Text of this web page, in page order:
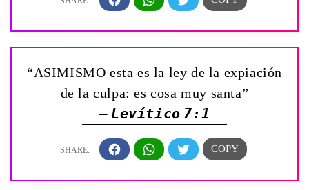
“ASIMISMO esta es la ley de la expiación
de la culpa: es cosa muy santa”
— Levítico 7:1